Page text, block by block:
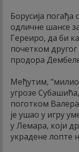
Борусија
одличне шансе
Гереиро, да би
почетком другог
продора
Међутим,
угрозе
поготком
је ушао у игру
у Лемара, који
украдене лопте